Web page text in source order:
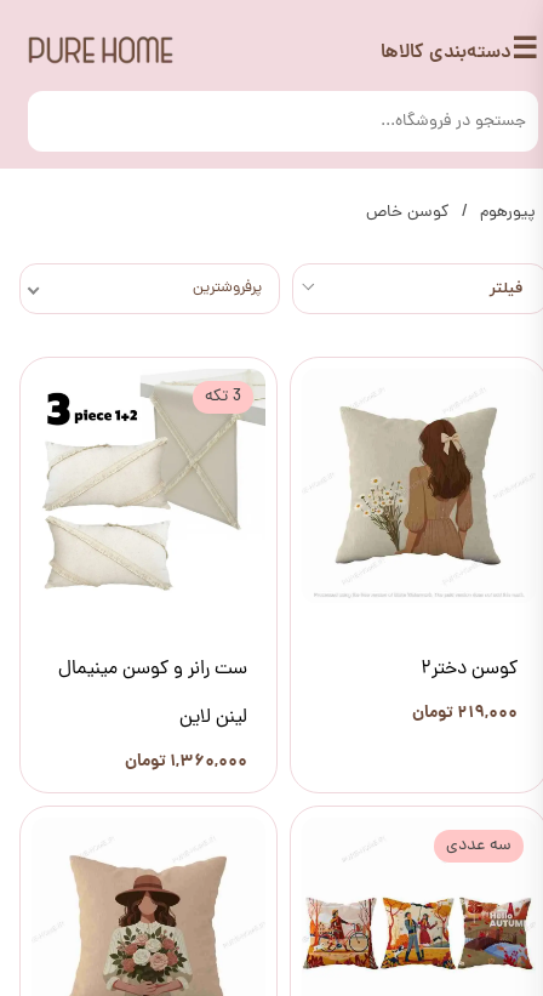
☰دسته‌بندی کالاها
پیورهوم کوسن خاص
پرفروشترین
کوسن دختر2
۲۱۹,۰۰۰ تومان
ست رانر و کوسن مینیمال
لینن لاین
۱,۳۶۰,۰۰۰ تومان
3 تکه
سه عددی